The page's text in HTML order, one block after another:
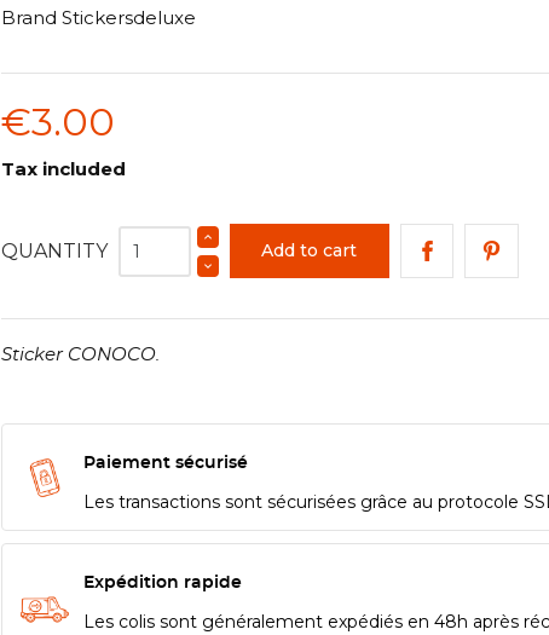
Brand Stickersdeluxe
€3.00
Tax included
QUANTITY Add to cart
Sticker CONOCO.
Paiement sécurisé
Les transactions sont sécurisées grâce au protocole
Expédition rapide
Les colis sont généralement expédiés en 48h après